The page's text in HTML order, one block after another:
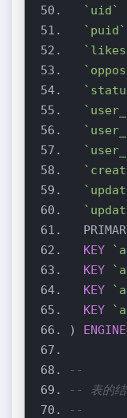
`uid`
`puid`
KEY
KEY
KEY
KEY
) ENGINE
--
-- 表的
--